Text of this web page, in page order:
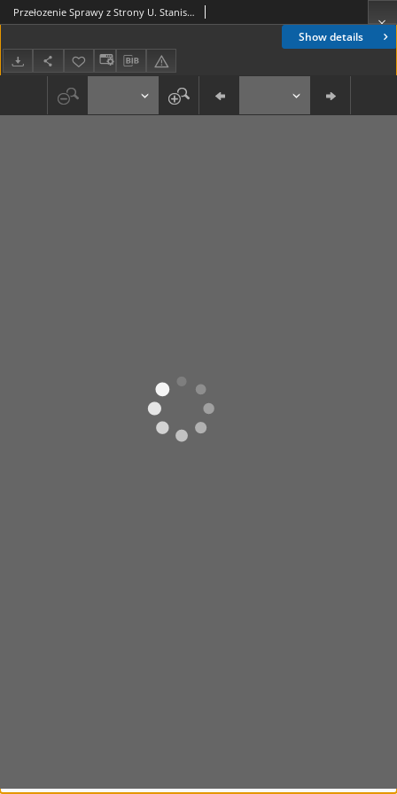
Show details
Przełozenie Sprawy z Strony U. Stanisława Potockiego Bywszego Chorązego W. Koronnego, i Jnnych z Nim Wspoł Powodow Wraz z Odpowiedzią. Na Powództwo U. Dominika Ginowskiego i Jego Juriskwezytora U. Jana Czerniszeffa Jenerała Woysk Rossyiskich